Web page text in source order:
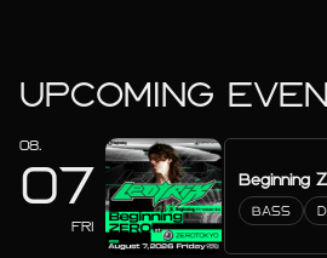
UPCOMING
08.
07
FRI
Beginning
BASS